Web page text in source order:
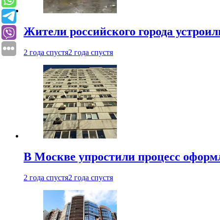
Жители российского города
2 года спустя2 года спустя
В Москве упростили процесс
2 года спустя2 года спустя